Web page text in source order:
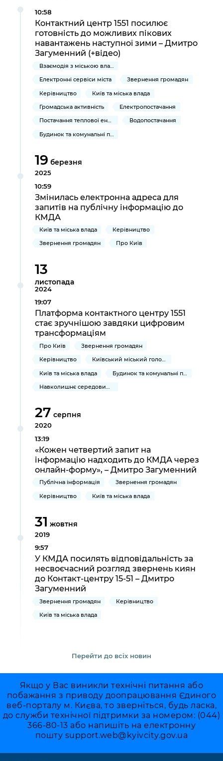
10:58
Контактний центр 1551 посилює
готовність до можливих пікових
навантажень наступної зими – Дмитро
Загуменний (+відео)
Взаємодія з міською владою
Електронні сервіси міста
Звернення громадян
Керівництво
Київ та міська влада
Громадська активність
Електропостачання
Постачання теплової енергії та гарячої води
Водопостачання
Будинок та комунальні послуги
19 березня
2025
10:59
Змінилась електронна адреса для
запитів на публічну інформацію до
КМДА
Київ та міська влада
Керівництво
Звернення громадян
Про Київ
13
листопада
2024
19:07
Платформа контактного центру 1551
стає зручнішою завдяки цифровим
трансформаціям
Про Київ
Звернення громадян
Керівництво
Київський міський голова
Київ та міська влада
Навколишнє середовище міста
27 серпня
2020
13:19
«Кожен четвертий запит на
інформацію надходить до КМДА через
онлайн-форму», – Дмитро Загуменний
Публічна інформація
Звернення громадян
Керівництво
Київ та міська влада
31 жовтня
2019
9:57
У КМДА посилять відповідальність за
несвоєчасний розгляд звернень киян
до Контакт-центру 15-51 – Дмитро
Загуменний
Звернення громадян
Керівництво
Київ та міська влада
Перейти до всіх новин
Якщо у Вас виникли технічні питання або
побажання з приводу доопрацювання Єдиного
веб-порталу м. Києва, то зверніться, будь ласка,
до служби технічної підтримки за номером: (044)
366-80-13 або напишіть на електронну
пошту support.web@kyivcity.gov.ua